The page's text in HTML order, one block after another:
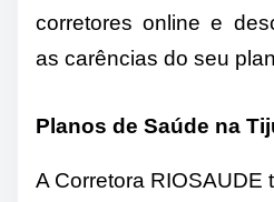
corretores online e
as carências do seu
Planos de Saúde na
A Corretora RIOSAUDE